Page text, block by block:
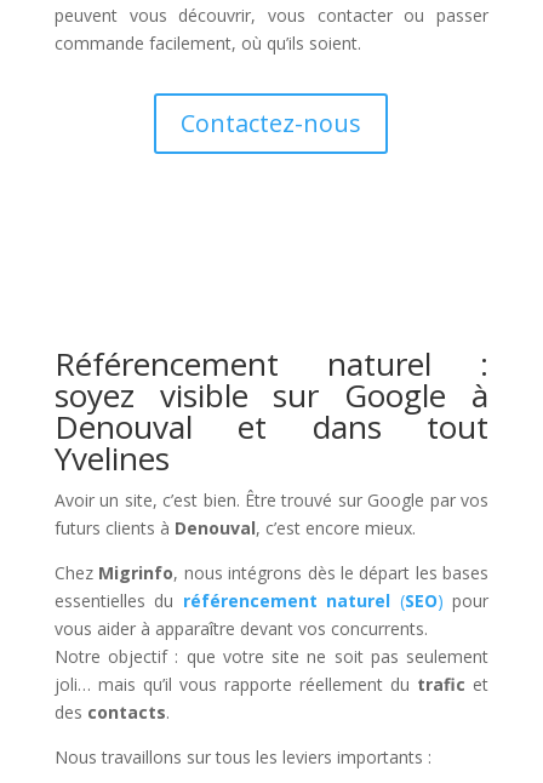
peuvent vous découvrir, vous contacter ou passer
commande facilement, où qu’ils soient.
Contactez-nous
Référencement naturel :
soyez visible sur Google à
Denouval et dans tout
Yvelines
Avoir un site, c’est bien. Être trouvé sur Google par vos
futurs clients à Denouval, c’est encore mieux.
Chez Migrinfo, nous intégrons dès le départ les bases
essentielles du référencement naturel (SEO) pour
vous aider à apparaître devant vos concurrents.
Notre objectif : que votre site ne soit pas seulement
joli… mais qu’il vous rapporte réellement du trafic et
des contacts.
Nous travaillons sur tous les leviers importants :